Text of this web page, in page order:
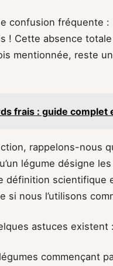
confusion fréquente :
! Cette absence
mentionnée, reste
frais : guide complet
rappelons-nous
légume désigne
définition scientifique
si nous l’utilisons
astuces existent
commençant